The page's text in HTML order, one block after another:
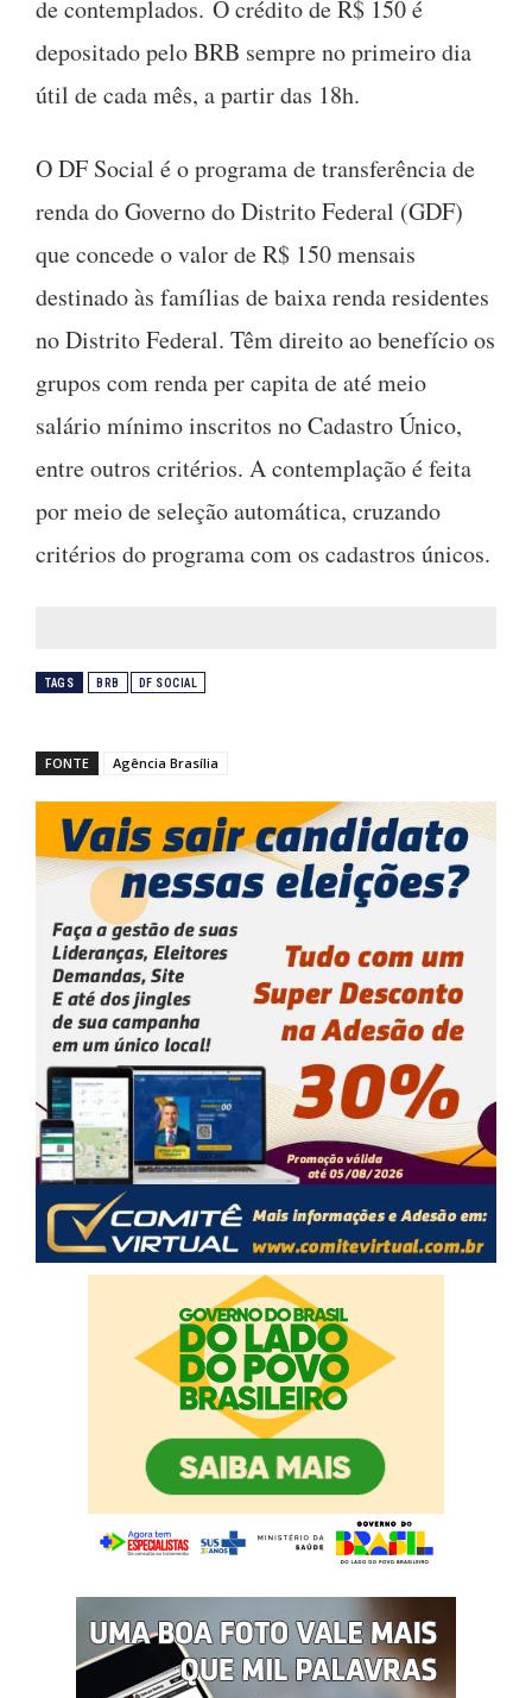
de contemplados. O crédito de R$ 150 é
depositado pelo BRB sempre no primeiro dia
útil de cada mês, a partir das 18h.
O DF Social é o programa de transferência de
renda do Governo do Distrito Federal (GDF)
que concede o valor de R$ 150 mensais
destinado às famílias de baixa renda residentes
no Distrito Federal. Têm direito ao benefício os
grupos com renda per capita de até meio
salário mínimo inscritos no Cadastro Único,
entre outros critérios. A contemplação é feita
por meio de seleção automática, cruzando
critérios do programa com os cadastros únicos.
TAGS BRB DF SOCIAL
FONTE Agência Brasília